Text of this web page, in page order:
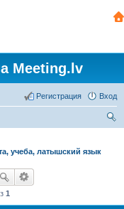
Meeting.lv
Вход
Регистрация
учеба, латышский язык
1